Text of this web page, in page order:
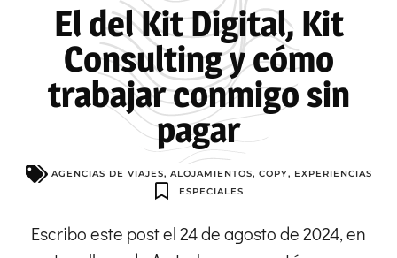
El del Kit Digital, Kit
Consulting y cómo
trabajar conmigo sin
pagar
AGENCIAS DE VIAJES, ALOJAMIENTOS, COPY, EXPERIENCIAS
ESPECIALES
Escribo este post el 24 de agosto de 2024, en